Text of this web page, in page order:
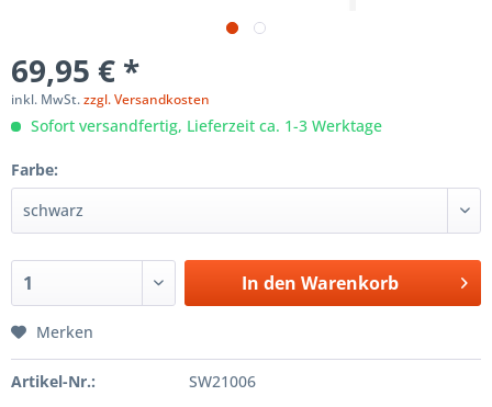
69,95 € *
inkl. MwSt.zzgl. Versandkosten
Sofort versandfertig, Lieferzeit ca. 1-3 Werktage
Farbe:
In den Warenkorb
Merken
Artikel-Nr.: SW21006